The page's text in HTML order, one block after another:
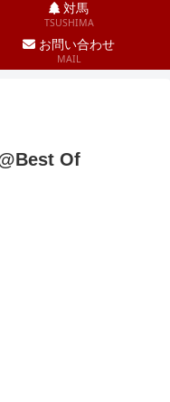
対馬
TSUSHIMA
お問い合わせ
MAIL
Of